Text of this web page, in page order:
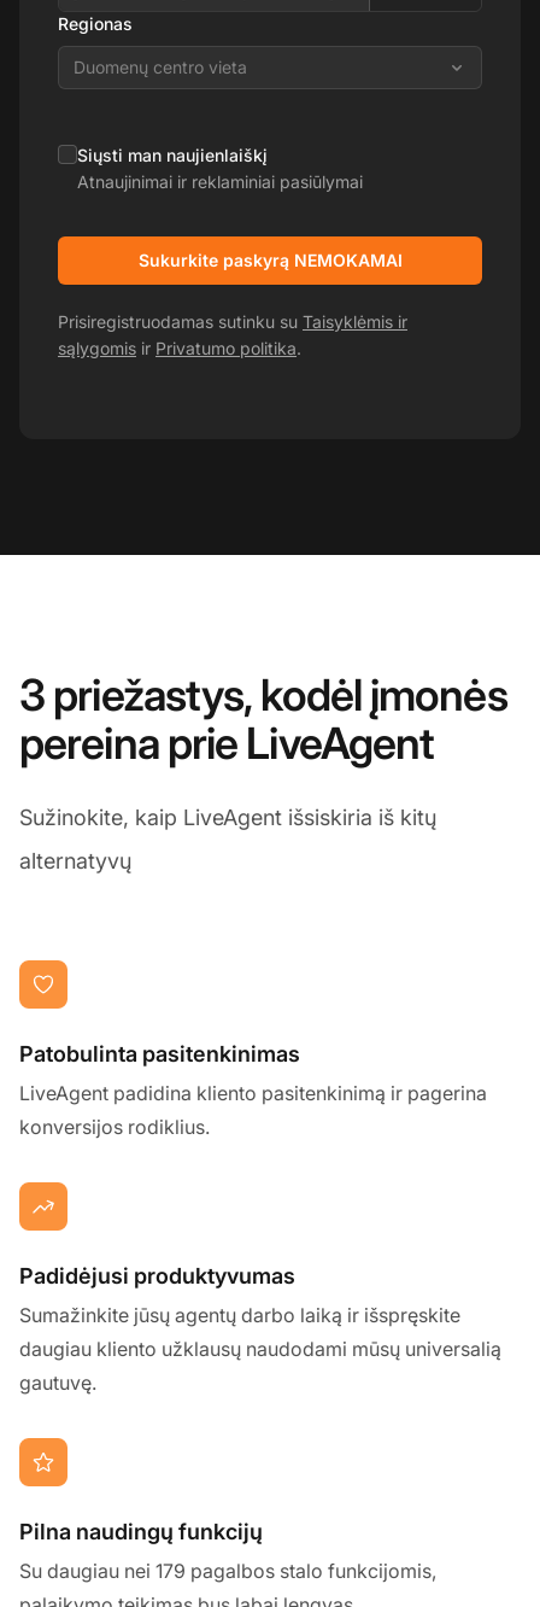
Regionas
Duomenų centro vieta
Siųsti man naujienlaiškį
Atnaujinimai ir reklaminiai pasiūlymai
Sukurkite paskyrą NEMOKAMAI
Prisiregistruodamas sutinku su Taisyklėmis ir
sąlygomis ir Privatumo politika.
3 priežastys, kodėl įmonės
pereina prie LiveAgent
Sužinokite, kaip LiveAgent išsiskiria iš kitų
alternatyvų
Patobulinta pasitenkinimas
LiveAgent padidina kliento pasitenkinimą ir pagerina
konversijos rodiklius.
Padidėjusi produktyvumas
Sumažinkite jūsų agentų darbo laiką ir išspręskite
daugiau kliento užklausų naudodami mūsų universalią
gautuvę.
Pilna naudingų funkcijų
Su daugiau nei 179 pagalbos stalo funkcijomis,